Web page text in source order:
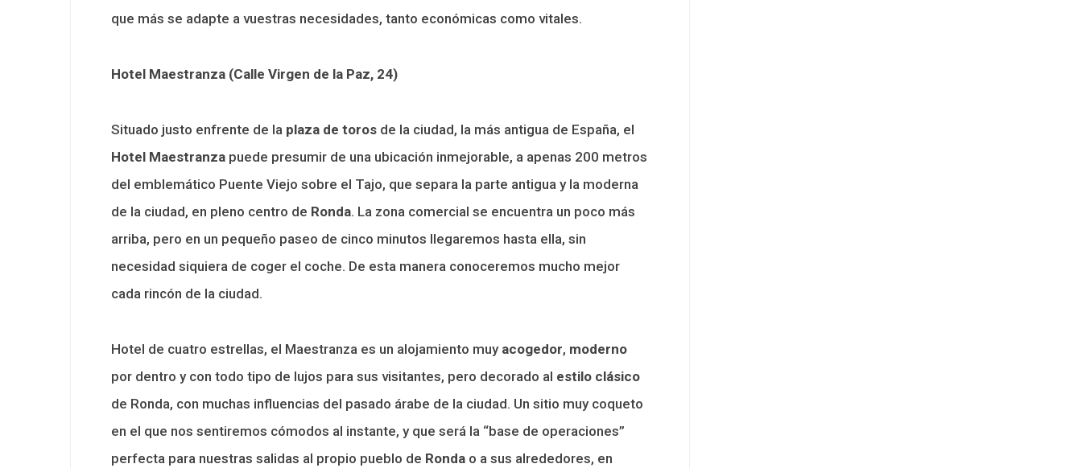
que más se adapte a vuestras necesidades, tanto económicas como vitales.
Hotel Maestranza (Calle Virgen de la Paz, 24)
Situado justo enfrente de la plaza de toros de la ciudad, la más antigua de España, el
Hotel Maestranza puede presumir de una ubicación inmejorable, a apenas 200 metros
del emblemático Puente Viejo sobre el Tajo, que separa la parte antigua y la moderna
de la ciudad, en pleno centro de Ronda. La zona comercial se encuentra un poco más
arriba, pero en un pequeño paseo de cinco minutos llegaremos hasta ella, sin
necesidad siquiera de coger el coche. De esta manera conoceremos mucho mejor
cada rincón de la ciudad.
Hotel de cuatro estrellas, el Maestranza es un alojamiento muy acogedor, moderno
por dentro y con todo tipo de lujos para sus visitantes, pero decorado al estilo clásico
de Ronda, con muchas influencias del pasado árabe de la ciudad. Un sitio muy coqueto
en el que nos sentiremos cómodos al instante, y que será la “base de operaciones”
perfecta para nuestras salidas al propio pueblo de Ronda o a sus alrededores, en